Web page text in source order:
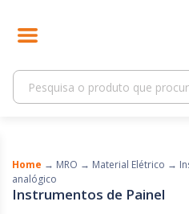
Home → MRO → Material Elétrico →
analógico
Instrumentos de Painel